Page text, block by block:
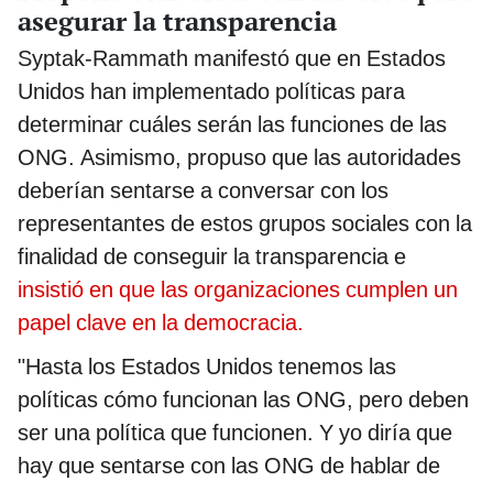
asegurar la transparencia
Syptak-Rammath manifestó que en Estados
Unidos han implementado políticas para
determinar cuáles serán las funciones de las
ONG. Asimismo, propuso que las autoridades
deberían sentarse a conversar con los
representantes de estos grupos sociales con la
finalidad de conseguir la transparencia e
insistió en que las organizaciones cumplen un
papel clave en la democracia.
"Hasta los Estados Unidos tenemos las
políticas cómo funcionan las ONG, pero deben
ser una política que funcionen. Y yo diría que
hay que sentarse con las ONG de hablar de